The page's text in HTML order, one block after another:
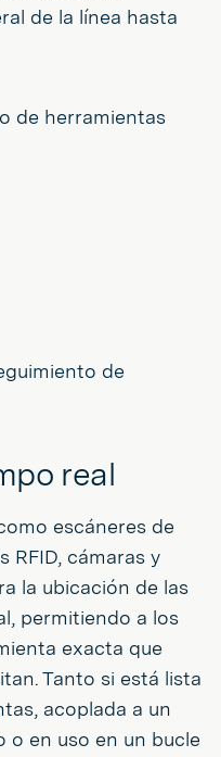
de la línea hasta
de
real
escáneres de
RFID, cámaras y
la ubicación de las
permitiendo a los
exacta que
Tanto si está lista
acoplada a un
o en uso en un bucle